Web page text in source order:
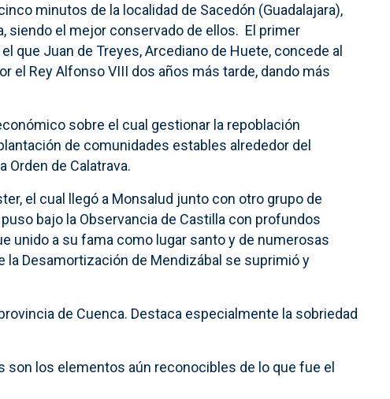
minutos de la localidad de Sacedón (Guadalajara),
siendo el mejor conservado de ellos. El primer
que Juan de Treyes, Arcediano de Huete, concede al
el Rey Alfonso VIII dos años más tarde, dando más
sobre el cual gestionar la repoblación
de comunidades estables alrededor del
Orden de Calatrava.
el cual llegó a Monsalud junto con otro grupo de
bajo la Observancia de Castilla con profundos
unido a su fama como lugar santo y de numerosas
la Desamortización de Mendizábal se suprimió y
de Cuenca. Destaca especialmente la sobriedad
son los elementos aún reconocibles de lo que fue el